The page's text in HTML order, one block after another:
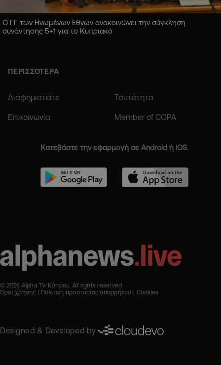
Ο ΓΓ των Ηνωμένων Εθνών ανακοινώνει την σύγκληση
συνάντησης 5+1 για το Κυπριακό
ΠΕΡΙΣΣΟΤΕΡΑ
Διαφημιστείτε Ταυτότητα
Επικοινωνία Member of COPA
Κατεβάστε την εφαρμογή σε Android ή iOS.
© 2026 Alpha TV Κύπρου. All rights reserved
Όροι χρήσης
Πολιτική προστασίας απορρήτου Cookies
Designed & Developed by